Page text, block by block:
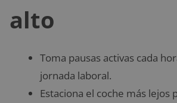
alto
Toma pausas activas cada
jornada laboral.
Estaciona el coche más lejos